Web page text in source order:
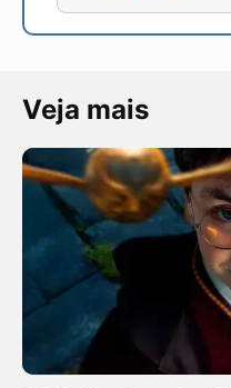
Veja mais